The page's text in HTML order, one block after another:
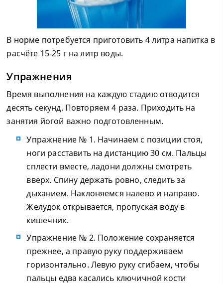
В норме потребуется приготовить 4 литра напитка в
расчёте 15-25 г на литр воды.
Упражнения
Время выполнения на каждую стадию отводится
десять секунд. Повторяем 4 раза. Приходить на
занятия йогой важно подготовленным.
Упражнение № 1. Начинаем с позиции стоя,
ноги расставить на дистанцию 30 см. Пальцы
сплести вместе, ладони должны смотреть
вверх. Спину держать ровно, следить за
дыханием. Наклоняемся налево и направо.
Желудок открывается, пропуская воду в
кишечник.
Упражнение № 2. Положение сохраняется
прежнее, а правую руку поддерживаем
горизонтально. Левую руку сгибаем, чтобы
пальцы едва касались ключичной кости